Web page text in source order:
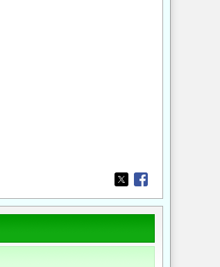
Opens in a new
Opens in a new